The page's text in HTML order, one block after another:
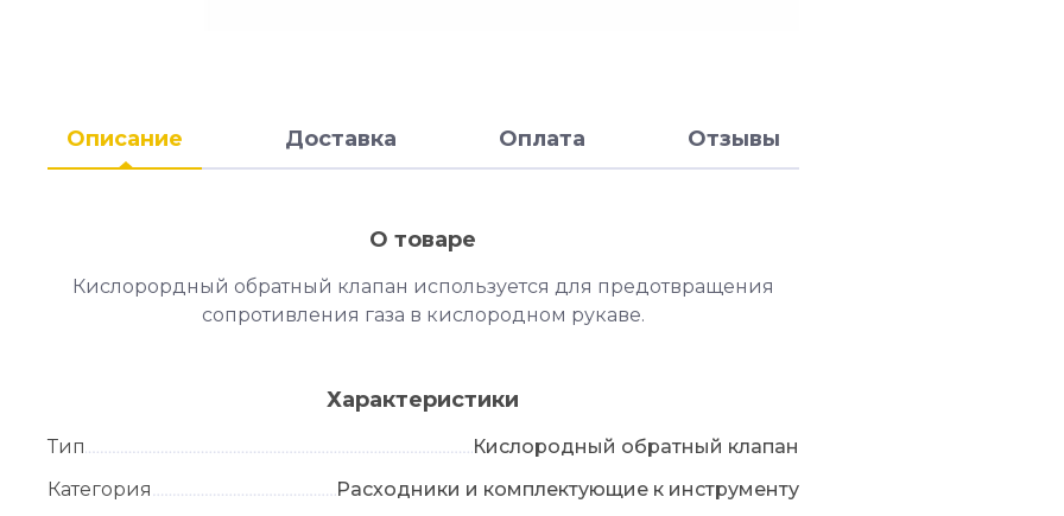
Описание Доставка Оплата Отзывы
О товаре
Кислорордный обратный клапан используется для предотвращения
сопротивления газа в кислородном рукаве.
Характеристики
Тип
Кислородный обратный клапан
Категория
Расходники и комплектующие к инструменту